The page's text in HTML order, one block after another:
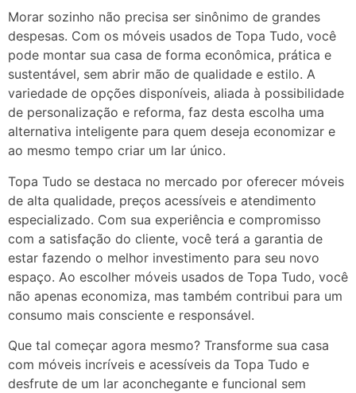
Morar sozinho não precisa ser sinônimo de grandes
despesas. Com os móveis usados de Topa Tudo, você
pode montar sua casa de forma econômica, prática e
sustentável, sem abrir mão de qualidade e estilo. A
variedade de opções disponíveis, aliada à possibilidade
de personalização e reforma, faz desta escolha uma
alternativa inteligente para quem deseja economizar e
ao mesmo tempo criar um lar único.
Topa Tudo se destaca no mercado por oferecer móveis
de alta qualidade, preços acessíveis e atendimento
especializado. Com sua experiência e compromisso
com a satisfação do cliente, você terá a garantia de
estar fazendo o melhor investimento para seu novo
espaço. Ao escolher móveis usados de Topa Tudo, você
não apenas economiza, mas também contribui para um
consumo mais consciente e responsável.
Que tal começar agora mesmo? Transforme sua casa
com móveis incríveis e acessíveis da Topa Tudo e
desfrute de um lar aconchegante e funcional sem